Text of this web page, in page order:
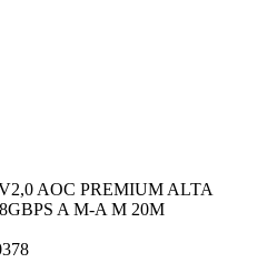
AOC PREMIUM ALTA
A M-A M 20M